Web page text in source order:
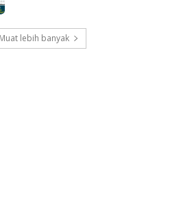
Muat lebih banyak